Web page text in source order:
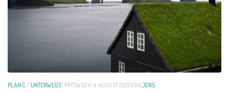
PLAN C/UNTERWEGS MITTWOCH, 4. AUGUST 2021VONJENS